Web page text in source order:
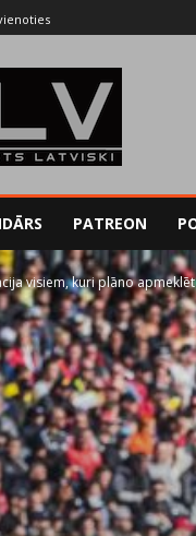
PATREON
visiem, kuri plāno